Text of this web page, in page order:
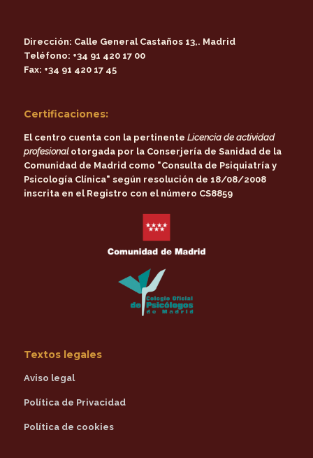
Dirección: Calle General Castaños 13,. Madrid
Teléfono: +34 91 420 17 00
Fax: +34 91 420 17 45
Certificaciones:
El centro cuenta con la pertinente Licencia de actividad
profesionalotorgada por la Conserjería de Sanidad de la
Comunidad de Madridcomo "Consulta de Psiquiatría y
Psicología Clínica" según resolución de 18/08/2008
inscrita en el Registro con el número CS8859
Textos legales
Aviso legal
Política de Privacidad
Política de cookies